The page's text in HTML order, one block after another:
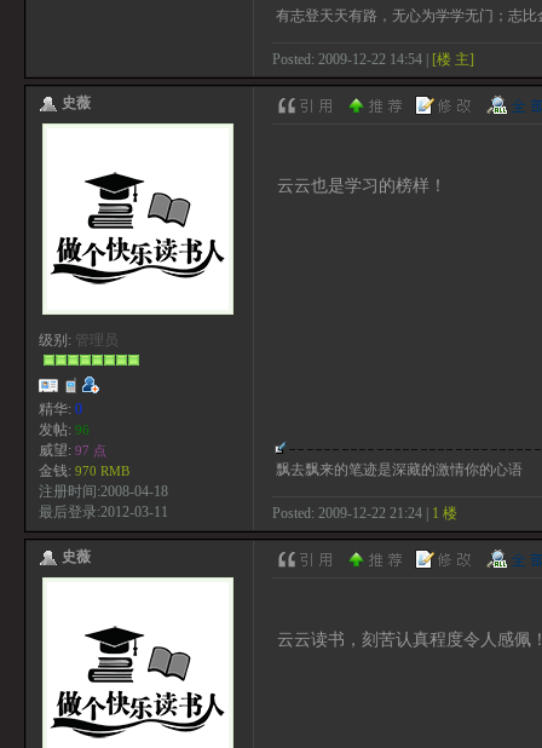
有志登天天有路，无心为学学无门；志
Posted: 2009-12-22 14:54 | [楼 主]
史薇
级别: 管理员
精华: 0
发帖: 96
威望: 97 点
金钱: 970 RMB
注册时间:2008-04-18
最后登录:2012-03-11
云云也是学习的榜样！
飘去飘来的笔迹是深藏的激情你的心语
Posted: 2009-12-22 21:24 | 1 楼
史薇
云云读书，刻苦认真程度令人感佩